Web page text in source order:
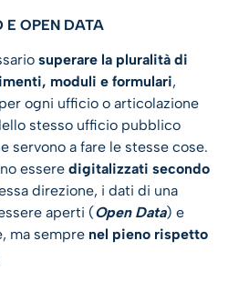
E OPEN DATA
superare la pluralità di
moduli e formulari,
ogni ufficio o articolazione
stesso ufficio pubblico
servono a fare le stesse cose.
essere digitalizzati secondo
direzione, i dati di una
aperti (Open Data) e
ma sempre nel pieno rispetto